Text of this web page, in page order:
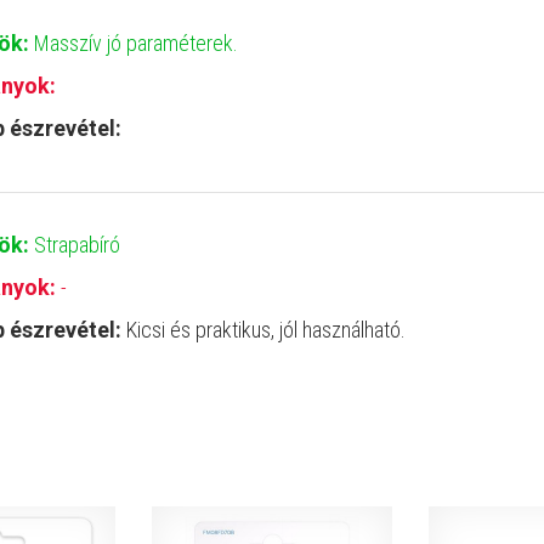
Masszív jó paraméterek.
észrevétel:
Strapabíró
-
észrevétel: Kicsi és praktikus, jól használható.